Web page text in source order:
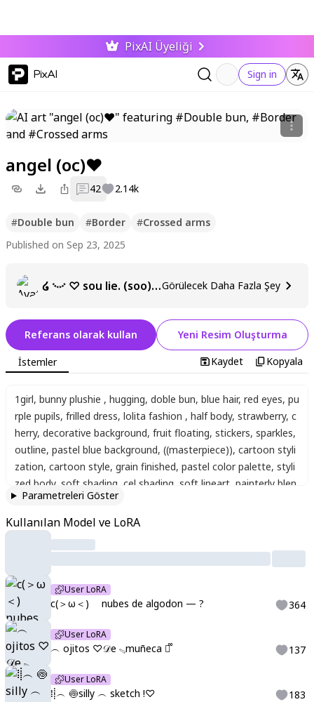
PixAI Üyeliği
PixAI Sign in
angel (oc)♥︎
42 2.14k
#Double bun #Border #Crossed arms
Published on Sep 23, 2025
໒ ࿙࿚ ♡ sou lie. (soo) 🐇Görülecek Daha Fazla Şey
Referans olarak kullan Yeni Resim Oluşturma
İstemler Kaydet Kopyala
1girl, bunny plushie , hugging, doble bun, blue hair, red eyes, pu
rple pupils, frilled dress, lolita fashion , half body, strawberry, c
herry, decorative background, fruit floating, stickers, sparkles,
outline, pastel blue background, ((masterpiece)), cartoon styli
zation, cartoon style, grain finished, pastel color palette, styli
zed body, soft shading cel shading soft lineart painterly blen
ding, colored outline, clean vector look
extures, complementary colors
tion,cartoon style
soft shading,cel shading,soft lineart,painterly blending,col
ored outline,clean vector look,sparkly accents,flat textures,co
mplementary colors,sketch
red colors,grain finished,8k,HD,detailed colouring big_eyes,cut
e,saturated colors
es, detailed eyes,long eyelashes
ct irises ,cute eyes,long eyelashes, ,satu
rated colors
Parametreleri Göster
Kullanılan Model ve LoRA
User LoRA
c(＞ω＜)ゞ nubes de algodon — ? 364
User LoRA
︵ ojitos ♡ㅤ𝒟e ㅤ𓈅ㅤmuñeca 🪷᪲ 137
User LoRA
⁞⸽︵ 🍥ㅤsilly ︵ sketch !♡ 183